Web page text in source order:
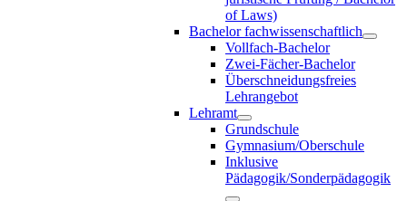
of Laws)
Bachelor fachwissenschaftlich
Vollfach-Bachelor
Zwei-Fächer-Bachelor
Überschneidungsfreies
Lehrangebot
Lehramt
Grundschule
Gymnasium/Oberschule
Inklusive
Pädagogik/Sonderpädagogik